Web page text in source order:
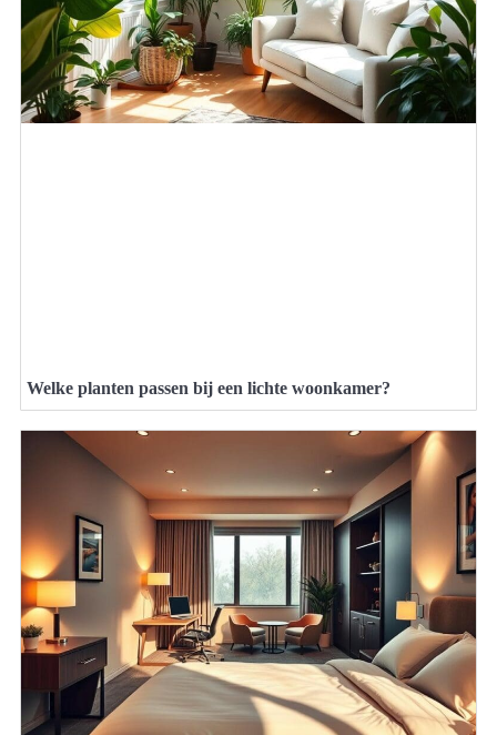
Welke planten passen bij een lichte woonkamer?